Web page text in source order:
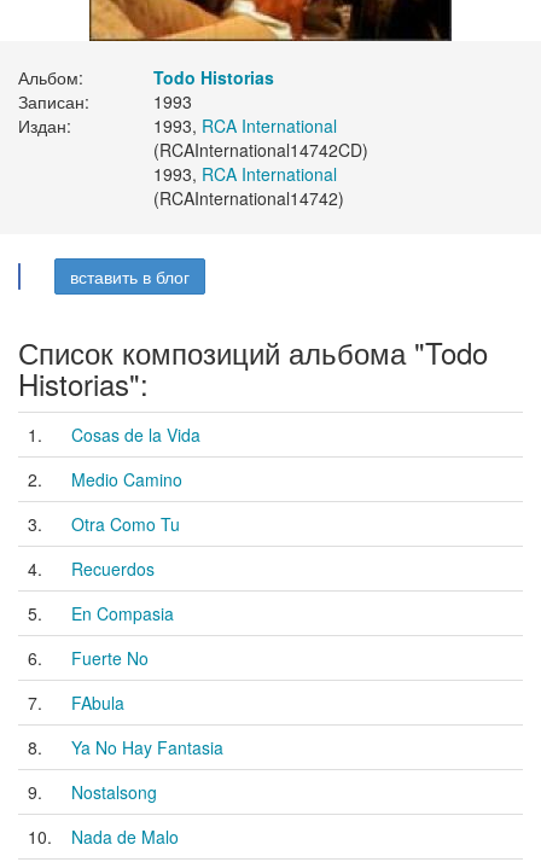
Альбом:
Todo Historias
Записан:
1993
Издан:
1993, RCA International
(RCAInternational14742CD)
1993, RCA International
(RCAInternational14742)
вставить в блог
Список композиций альбома "Todo
Historias":
1.
Cosas de la Vida
2.
Medio Camino
3.
Otra Como Tu
4.
Recuerdos
5.
En Compasia
6.
Fuerte No
7.
FAbula
8.
Ya No Hay Fantasia
9.
Nostalsong
10.
Nada de Malo